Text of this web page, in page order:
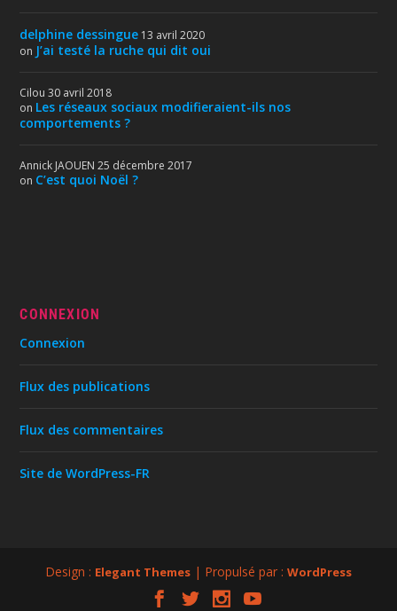
delphine dessingue 13 avril 2020
on J’ai testé la ruche qui dit oui
Cilou 30 avril 2018
on Les réseaux sociaux modifieraient-ils nos
comportements ?
Annick JAOUEN 25 décembre 2017
on C’est quoi Noël ?
CONNEXION
Connexion
Flux des publications
Flux des commentaires
Site de WordPress-FR
Design : Elegant Themes | Propulsé par : WordPress